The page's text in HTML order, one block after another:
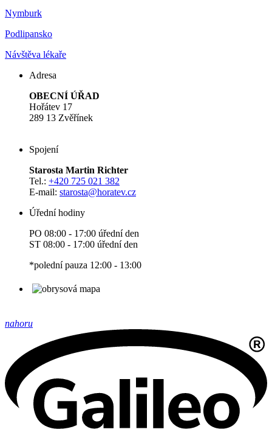
Nymburk
Podlipansko
Návštěva lékaře
Adresa
OBECNÍ ÚŘAD
Hořátev 17
289 13 Zvěřínek
Spojení
Starosta Martin Richter
Tel.: +420 725 021 382
E-mail: starosta@horatev.cz
Úřední hodiny
PO 08:00 - 17:00 úřední den
ST 08:00 - 17:00 úřední den
*polední pauza 12:00 - 13:00
nahoru